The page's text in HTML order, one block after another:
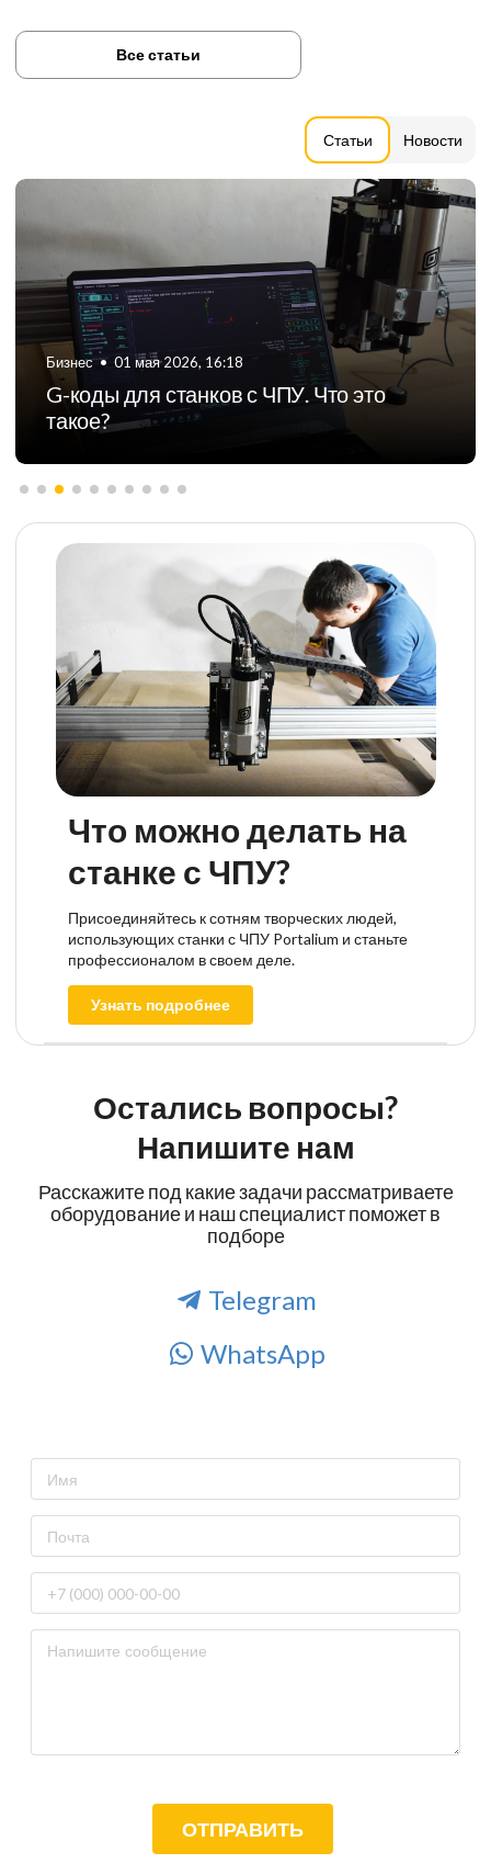
Статьи Новости
Все статьи
Бизнес • 06 августа 2024, 11:21
ТОП-5 российских производителей
фрезерных станков с ЧПУ
Что можно делать на
станке с ЧПУ?
Присоединяйтесь к сотням творческих людей,
использующих станки с ЧПУ Portalium и станьте
профессионалом в своем деле.
Узнать подробнее
Остались вопросы?
Напишите нам
Расскажите под какие задачи рассматриваете
оборудование и наш специалист поможет в
подборе
Telegram
WhatsApp